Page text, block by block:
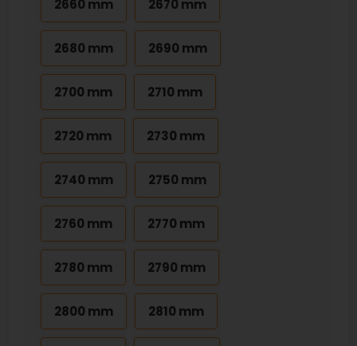
2660 mm 2670 mm
2680 mm 2690 mm
2700 mm 2710 mm
2720 mm 2730 mm
2740 mm 2750 mm
2760 mm 2770 mm
2780 mm 2790 mm
2800 mm 2810 mm